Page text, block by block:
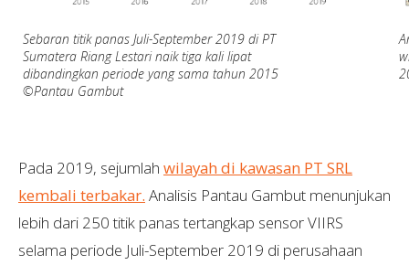
Sebaran titik panas Juli-September 2019 di PT
Sumatera Riang Lestari naik tiga kali lipat
dibandingkan periode yang sama tahun 2015
©Pantau Gambut
Pada 2019, sejumlah wilayah di kawasan PT SRL
kembali terbakar. Analisis Pantau Gambut menunjukan
lebih dari 250 titik panas tertangkap sensor VIIRS
selama periode Juli-September 2019 di perusahaan